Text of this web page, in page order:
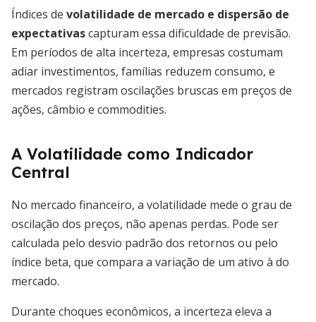
Índices de volatilidade de mercado e dispersão de
expectativascapturam essa dificuldade de previsão.
Em períodos de alta incerteza, empresas costumam
adiar investimentos, famílias reduzem consumo, e
mercados registram oscilações bruscas em preços de
ações, câmbio e commodities.
A Volatilidade como Indicador
Central
No mercado financeiro, a volatilidade mede o grau de
oscilação dos preços, não apenas perdas. Pode ser
calculada pelo desvio padrão dos retornos ou pelo
índice beta, que compara a variação de um ativo à do
mercado.
Durante choques econômicos, a incerteza eleva a